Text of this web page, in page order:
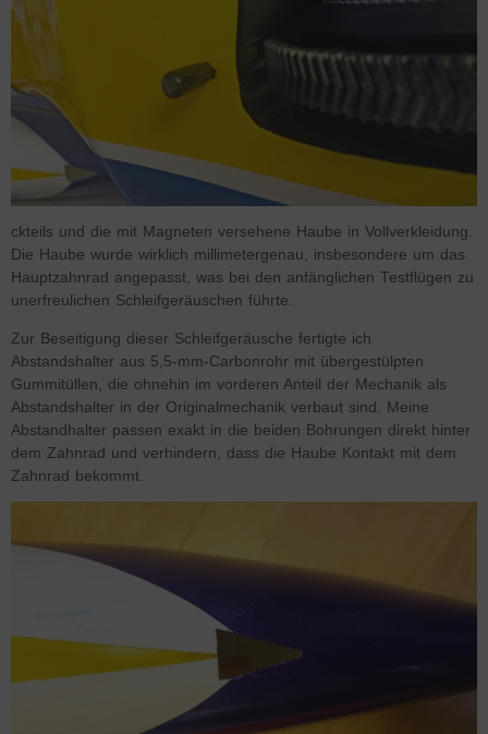
ckteils und die mit Magneten versehene Haube in Vollverkleidung.
Die Haube wurde wirklich millimetergenau, insbesondere um das
Hauptzahnrad angepasst, was bei den anfänglichen Testflügen zu
unerfreulichen Schleifgeräuschen führte.
Zur Beseitigung dieser Schleifgeräusche fertigte ich
Abstandshalter aus 5,5-mm-Carbonrohr mit übergestülpten
Gummitüllen, die ohnehin im vorderen Anteil der Mechanik als
Abstandshalter in der Originalmechanik verbaut sind. Meine
Abstandhalter passen exakt in die beiden Bohrungen direkt hinter
dem Zahnrad und verhindern, dass die Haube Kontakt mit dem
Zahnrad bekommt.